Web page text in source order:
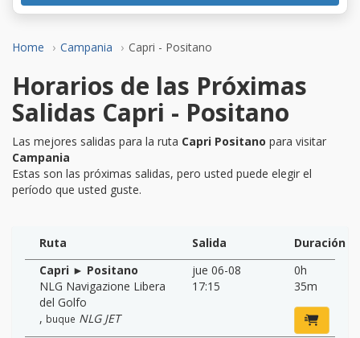
Home Campania Capri - Positano
Horarios de las Próximas
Salidas Capri - Positano
Las mejores salidas para la ruta Capri Positano para visitar
Campania
Estas son las próximas salidas, pero usted puede elegir el
período que usted guste.
Ruta Salida
Duración
Capri ► Positano
NLG Navigazione Libera
del Golfo
, buque NLG JET
jue 06-08
17:15
0h
35m